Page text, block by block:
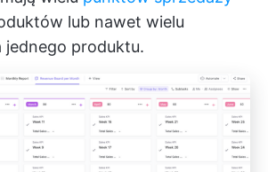
lub nawet wielu
produktu.